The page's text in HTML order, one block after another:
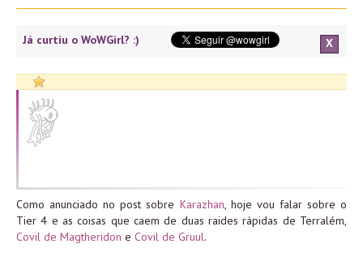
Já curtiu o WoWGirl? :) X
Como anunciado no post sobre Karazhan, hoje vou falar sobre o
Tier 4 e as coisas que caem de duas raides rápidas de Terralém,
Covil de Magtheridon e Covil de Gruul.